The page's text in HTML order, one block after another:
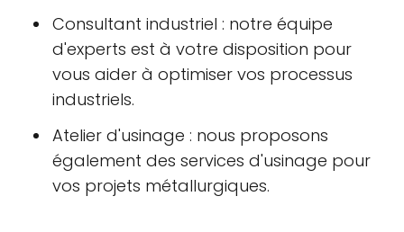
Consultant industriel : notre équipe
d'experts est à votre disposition pour
vous aider à optimiser vos processus
industriels.
Atelier d'usinage : nous proposons
également des services d'usinage pour
vos projets métallurgiques.